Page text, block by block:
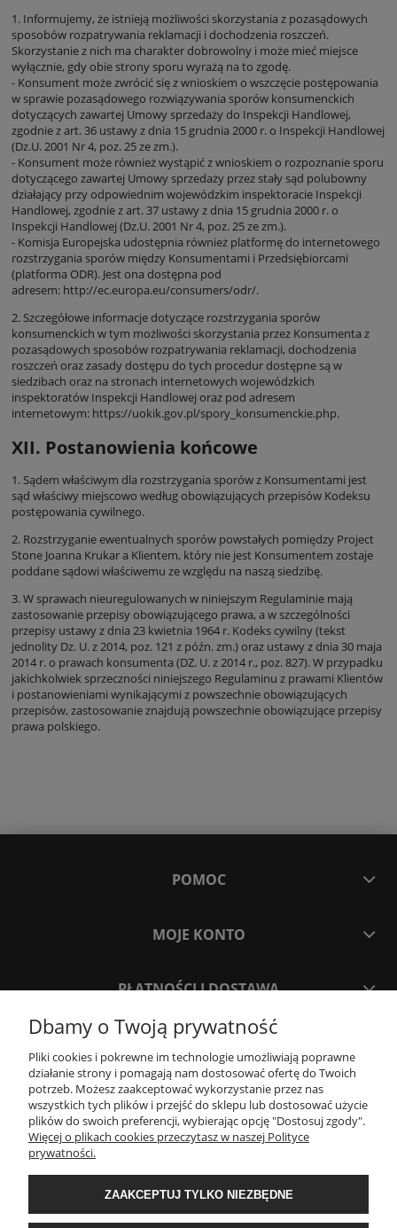
1. Informujemy, że istnieją możliwości skorzystania z pozasądowych
sposobów rozpatrywania reklamacji i dochodzenia roszczeń.
Skorzystanie z nich ma charakter dobrowolny i może mieć miejsce
wyłącznie, gdy obie strony sporu wyrażą na to zgodę.
- Konsument może zwrócić się z wnioskiem o wszczęcie postępowania
w sprawie pozasądowego rozwiązywania sporów konsumenckich
dotyczących zawartej Umowy sprzedaży do Inspekcji Handlowej,
zgodnie z art. 36 ustawy z dnia 15 grudnia 2000 r. o Inspekcji Handlowej
(Dz.U. 2001 Nr 4, poz. 25 ze zm.).
- Konsument może również wystąpić z wnioskiem o rozpoznanie sporu
dotyczącego zawartej Umowy sprzedaży przez stały sąd polubowny
działający przy odpowiednim wojewódzkim inspektoracie Inspekcji
Handlowej, zgodnie z art. 37 ustawy z dnia 15 grudnia 2000 r. o
Inspekcji Handlowej (Dz.U. 2001 Nr 4, poz. 25 ze zm.).
- Komisja Europejska udostępnia również platformę do internetowego
rozstrzygania sporów między Konsumentami i Przedsiębiorcami
(platforma ODR). Jest ona dostępna pod
adresem: http://ec.europa.eu/consumers/odr/.
2. Szczegółowe informacje dotyczące rozstrzygania sporów
konsumenckich w tym możliwości skorzystania przez Konsumenta z
pozasądowych sposobów rozpatrywania reklamacji, dochodzenia
roszczeń oraz zasady dostępu do tych procedur dostępne są w
siedzibach oraz na stronach internetowych wojewódzkich
inspektoratów Inspekcji Handlowej oraz pod adresem
internetowym: https://uokik.gov.pl/spory_konsumenckie.php.
XII. Postanowienia końcowe
1. Sądem właściwym dla rozstrzygania sporów z Konsumentami jest
sąd właściwy miejscowo według obowiązujących przepisów Kodeksu
postępowania cywilnego.
2. Rozstrzyganie ewentualnych sporów powstałych pomiędzy Project
Stone Joanna Krukar a Klientem, który nie jest Konsumentem zostaje
poddane sądowi właściwemu ze względu na naszą siedzibę.
3. W sprawach nieuregulowanych w niniejszym Regulaminie mają
zastosowanie przepisy obowiązującego prawa, a w szczególności
przepisy ustawy z dnia 23 kwietnia 1964 r. Kodeks cywilny (tekst
jednolity Dz. U. z 2014, poz. 121 z późn. zm.) oraz ustawy z dnia 30 maja
2014 r. o prawach konsumenta (DZ. U. z 2014 r., poz. 827). W przypadku
jakichkolwiek sprzeczności niniejszego Regulaminu z prawami Klientów
i postanowieniami wynikającymi z powszechnie obowiązujących
przepisów, zastosowanie znajdują powszechnie obowiązujące przepisy
prawa polskiego.
POMOC
MOJE KONTO
PŁATNOŚCI I DOSTAWA
INFORMACJE
O NAS
e-mail:info@projectstone.pltel.536 989 800
Obserwuj nas na social media!
Dbamy o Twoją prywatność
Pliki cookies i pokrewne im technologie umożliwiają poprawne
działanie strony i pomagają nam dostosować ofertę do Twoich
potrzeb. Możesz zaakceptować wykorzystanie przez nas
wszystkich tych plików i przejść do sklepu lub dostosować użycie
plików do swoich preferencji, wybierając opcję "Dostosuj zgody".
Więcej o plikach cookies przeczytasz w naszej Polityce
prywatności.
ZAAKCEPTUJ TYLKO NIEZBĘDNE